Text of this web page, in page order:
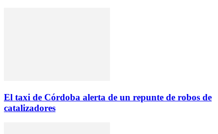
El taxi de Córdoba alerta de un repunte de robos de
catalizadores